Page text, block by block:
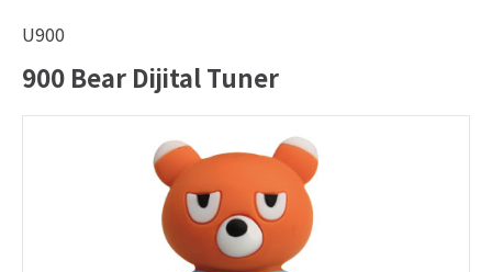
U900
900 Bear Dijital Tuner